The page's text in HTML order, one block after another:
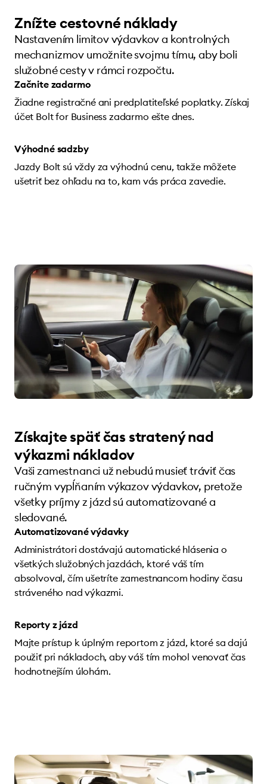
Znížte cestovné náklady
Nastavením limitov výdavkov a kontrolných
mechanizmov umožnite svojmu tímu, aby boli
služobné cesty v rámci rozpočtu.
Začnite zadarmo
Žiadne registračné ani predplatiteľské poplatky. Získaj
účet Bolt for Business zadarmo ešte dnes.
Výhodné sadzby
Jazdy Bolt sú vždy za výhodnú cenu, takže môžete
ušetriť bez ohľadu na to, kam vás práca zavedie.
Získajte späť čas stratený nad
výkazmi nákladov
Vaši zamestnanci už nebudú musieť tráviť čas
ručným vypĺňaním výkazov výdavkov, pretože
všetky príjmy z jázd sú automatizované a
sledované.
Automatizované výdavky
Administrátori dostávajú automatické hlásenia o
všetkých služobných jazdách, ktoré váš tím
absolvoval, čím ušetríte zamestnancom hodiny času
stráveného nad výkazmi.
Reporty z jázd
Majte prístup k úplným reportom z jázd, ktoré sa dajú
použiť pri nákladoch, aby váš tím mohol venovať čas
hodnotnejším úlohám.